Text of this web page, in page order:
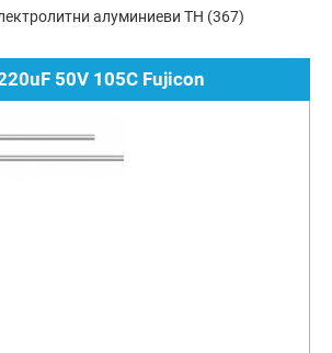
алуминиеви TH (367)
50V 105C Fujicon